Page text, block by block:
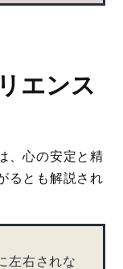
エンス
、心の安定と精
るとも解説され
左右されな